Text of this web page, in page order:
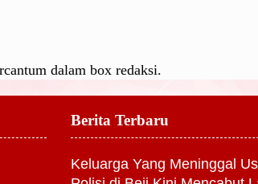
dalam box redaksi.
Berita Terbaru
Keluarga Yang Meninggal